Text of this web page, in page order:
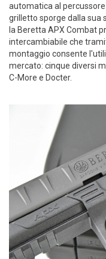
automatica al
grilletto sporge dalla sua
la Beretta APX Combat
intercambiabile che
montaggio consente
mercato: cinque diversi
C-More e Docter.